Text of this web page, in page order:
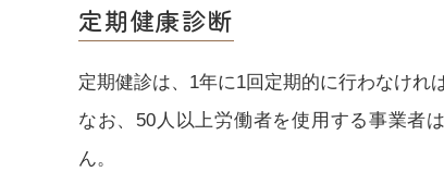
定期健康診断
定期健診は、1年に1回定期的に行わなけれ
なお、50人以上労働者を使用する事業者
ん。